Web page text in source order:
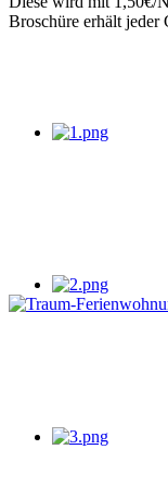
Broschüre erhält jeder